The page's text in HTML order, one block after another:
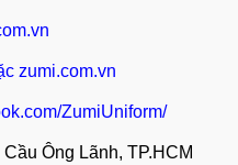
zumi.com.vn
ZumiUniform/
Ông Lãnh, TP.HCM